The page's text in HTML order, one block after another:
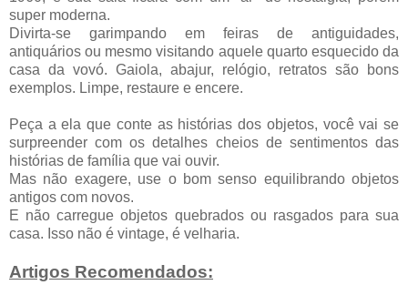
super moderna.
Divirta-se garimpando em feiras de antiguidades,
antiquários ou mesmo visitando aquele quarto esquecido da
casa da vovó. Gaiola, abajur, relógio, retratos são bons
exemplos. Limpe, restaure e encere.
Peça a ela que conte as histórias dos objetos, você vai se
surpreender com os detalhes cheios de sentimentos das
histórias de família que vai ouvir.
Mas não exagere, use o bom senso equilibrando objetos
antigos com novos.
E não carregue objetos quebrados ou rasgados para sua
casa. Isso não é vintage, é velharia.
Artigos Recomendados: